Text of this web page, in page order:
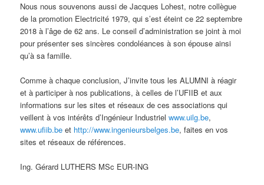
Nous nous souvenons aussi de Jacques Lohest, notre collègue
de la promotion Electricité 1979, qui s’est éteint ce 22 septembre
2018 à l’âge de 62 ans. Le conseil d’administration se joint à moi
pour présenter ses sincères condoléances à son épouse ainsi
qu’à sa famille.
Comme à chaque conclusion, J’invite tous les ALUMNI à réagir
et à participer à nos publications, à celles de l’UFIIB et aux
informations sur les sites et réseaux de ces associations qui
veillent à vos intérêts d’Ingénieur Industrielwww.uilg.be,
www.ufiib.be et http://www.ingenieursbelges.be, faites en vos
sites et réseaux de références.
Ing. Gérard LUTHERS MSc EUR-ING